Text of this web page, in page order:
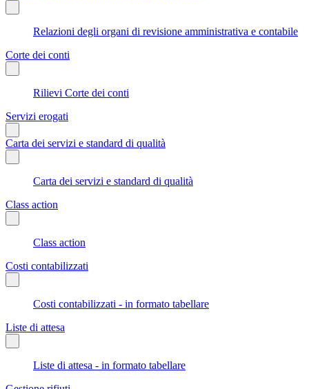
Relazioni degli organi di revisione amministrativa e contabile
Corte dei conti
Rilievi Corte dei conti
Servizi erogati
Carta dei servizi e standard di qualità
Carta dei servizi e standard di qualità
Class action
Class action
Costi contabilizzati
Costi contabilizzati - in formato tabellare
Liste di attesa
Liste di attesa - in formato tabellare